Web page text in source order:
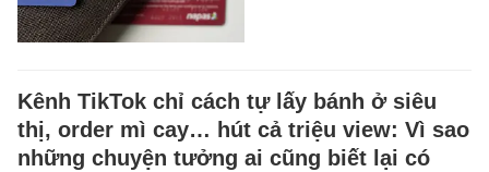
Kênh TikTok chỉ cách tự lấy bánh ở siêu
thị, order mì cay… hút cả triệu view: Vì sao
những chuyện tưởng ai cũng biết lại có